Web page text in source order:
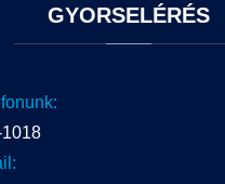
GYORSELÉRÉS